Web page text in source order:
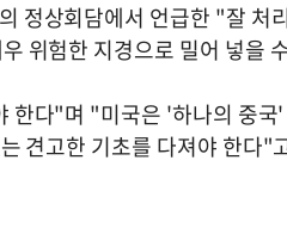
정상회담에서 언급한 "잘 처
위험한 지경으로 밀어 넣을
한다"며 "미국은 '하나의 중국
견고한 기초를 다져야 한다"